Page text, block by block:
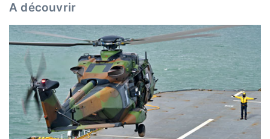
A découvrir